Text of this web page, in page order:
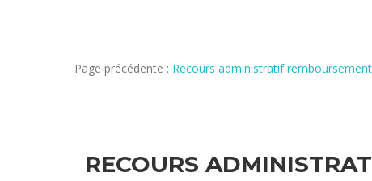
Page précédente : Recours administratif
RECOURS